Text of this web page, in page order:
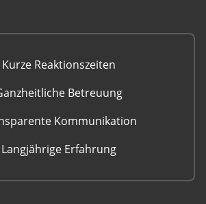
Reaktionszeiten
Betreuung
Kommunikation
Erfahrung